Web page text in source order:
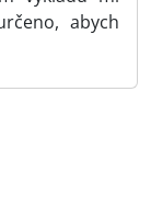
abych